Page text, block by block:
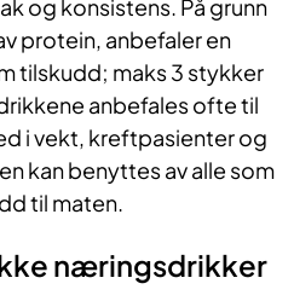
og konsistens. På grunn
protein, anbefaler en
tilskudd; maks 3 stykker
anbefales ofte til
i vekt, kreftpasienter og
kan benyttes av alle som
til maten.
næringsdrikker